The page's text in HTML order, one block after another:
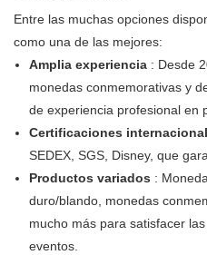
Entre las muchas opciones
como una de las mejores:
Amplia experiencia: Desde
monedas conmemorativas y
de experiencia profesional en
Certificaciones
SEDEX, SGS, Disney, que
Productos variados :
duro/blando, monedas
mucho más para satisfacer
eventos.